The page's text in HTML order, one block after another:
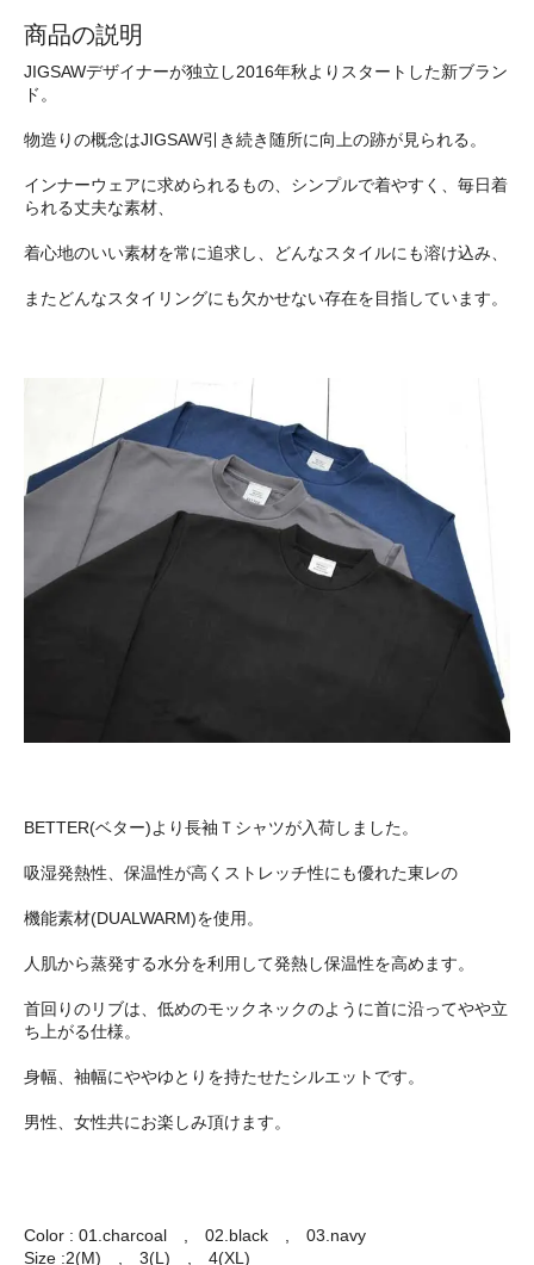
商品の説明
JIGSAWデザイナーが独立し2016年秋よりスタートした新ブラン
ド。
物造りの概念はJIGSAW引き続き随所に向上の跡が見られる。
インナーウェアに求められるもの、シンプルで着やすく、毎日着
られる丈夫な素材、
着心地のいい素材を常に追求し、どんなスタイルにも溶け込み、
またどんなスタイリングにも欠かせない存在を目指しています。
BETTER(ベター)より長袖Ｔシャツが入荷しました。
吸湿発熱性、保温性が高くストレッチ性にも優れた東レの
機能素材(DUALWARM)を使用。
人肌から蒸発する水分を利用して発熱し保温性を高めます。
首回りのリブは、低めのモックネックのように首に沿ってやや立
ち上がる仕様。
身幅、袖幅にややゆとりを持たせたシルエットです。
男性、女性共にお楽しみ頂けます。
Color : 01.charcoal , 02.black , 03.navy
Size :2(M) , 3(L) , 4(XL)